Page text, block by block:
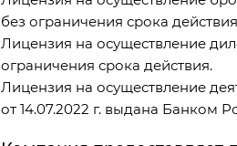
без ограничения срока
Лицензия на осуществление
ограничения срока действия.
Лицензия на осуществление
от 14.07.2022 г. выдана Банком